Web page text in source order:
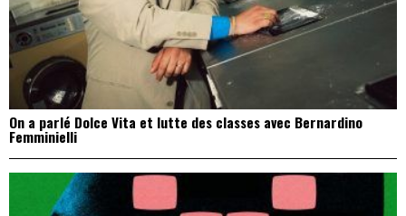
On a parlé Dolce Vita et lutte des classes avec Bernardino
Femminielli